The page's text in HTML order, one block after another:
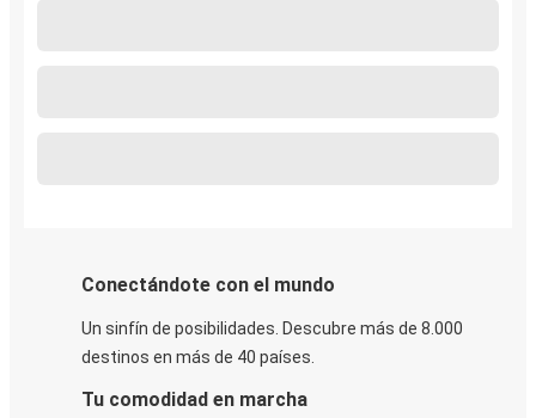
Conectándote con el mundo
Un sinfín de posibilidades. Descubre más de 8.000
destinos en más de 40 países.
Tu comodidad en marcha